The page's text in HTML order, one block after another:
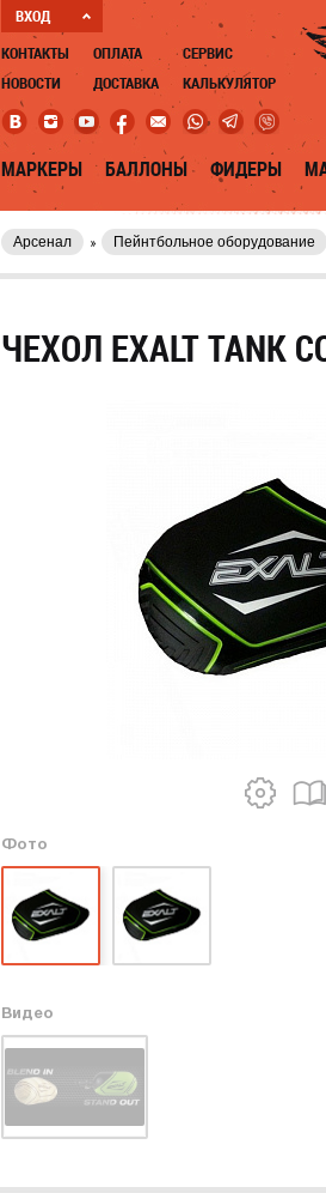
ВХОД
КОНТАКТЫ
НОВОСТИ
ОПЛАТА
ДОСТАВКА
СЕРВИС
КАЛЬКУЛЯТОР
МАРКЕРЫ БАЛЛОНЫ ФИДЕРЫ
Арсенал Пейнтбольное оборудование
ЧЕХОЛ EXALT TANK
Фото
Видео